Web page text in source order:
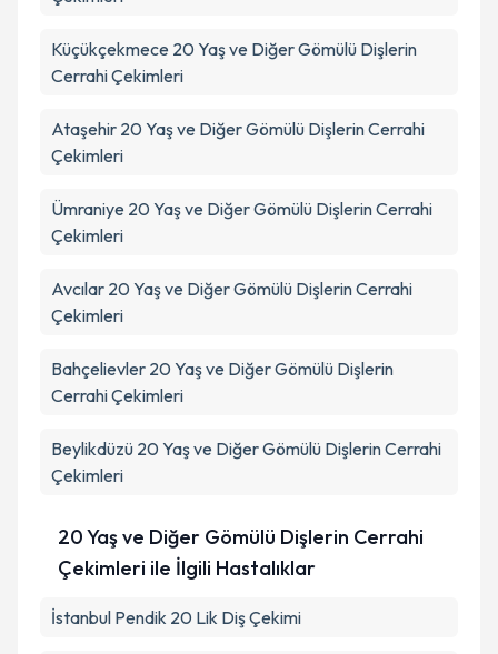
Küçükçekmece 20 Yaş ve Diğer Gömülü Dişlerin
Cerrahi Çekimleri
Ataşehir 20 Yaş ve Diğer Gömülü Dişlerin Cerrahi
Çekimleri
Ümraniye 20 Yaş ve Diğer Gömülü Dişlerin Cerrahi
Çekimleri
Avcılar 20 Yaş ve Diğer Gömülü Dişlerin Cerrahi
Çekimleri
Bahçelievler 20 Yaş ve Diğer Gömülü Dişlerin
Cerrahi Çekimleri
Beylikdüzü 20 Yaş ve Diğer Gömülü Dişlerin Cerrahi
Çekimleri
20 Yaş ve Diğer Gömülü Dişlerin Cerrahi
Çekimleri ile İlgili Hastalıklar
İstanbul Pendik 20 Lik Diş Çekimi